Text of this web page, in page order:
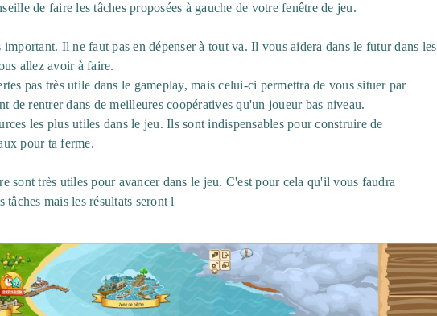
de faire les tâches proposées à gauche de votre fenêtre de jeu.
Il ne faut pas en dépenser à tout va. Il vous aidera dans le futur dans les
allez avoir à faire.
pas très utile dans le gameplay, mais celui-ci permettra de vous situer par
de rentrer dans de meilleures coopératives qu'un joueur bas niveau.
les plus utiles dans le jeu. Ils sont indispensables pour construire de
pour ta ferme.
sont très utiles pour avancer dans le jeu. C'est pour cela qu'il vous faudra
mais les résultats seront l